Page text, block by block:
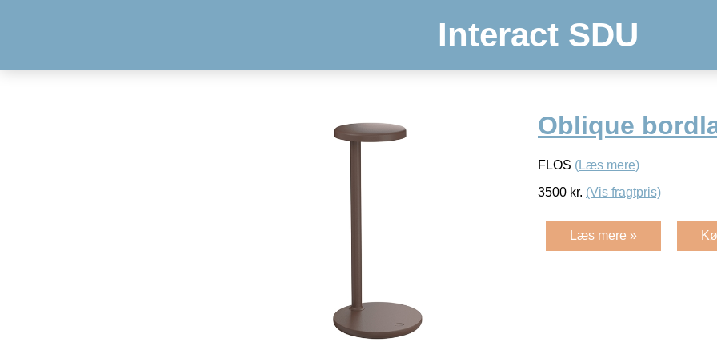
Interact SDU
Oblique
FLOS (Læs mere)
3500 kr. (Vis fragtpris)
Læs mere »